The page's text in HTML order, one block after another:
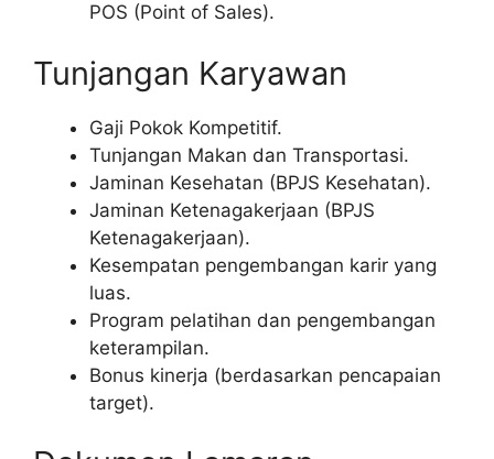
POS (Point of Sales).
Tunjangan Karyawan
Gaji Pokok Kompetitif.
Tunjangan Makan dan Transportasi.
Jaminan Kesehatan (BPJS Kesehatan).
Jaminan Ketenagakerjaan (BPJS
Ketenagakerjaan).
Kesempatan pengembangan karir yang
luas.
Program pelatihan dan pengembangan
keterampilan.
Bonus kinerja (berdasarkan pencapaian
target).